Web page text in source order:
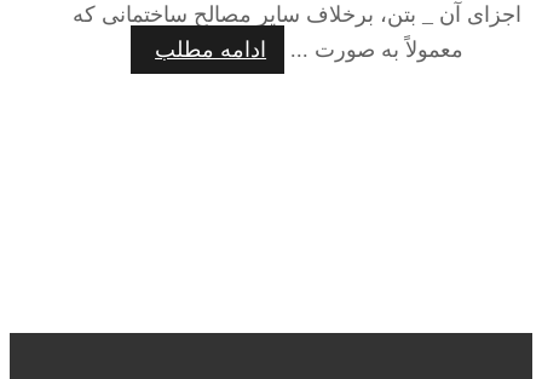
اجزای آن _ بتن، برخلاف سایر مصالح ساختمانی که
معمولاً به صورت ...
ادامه مطلب